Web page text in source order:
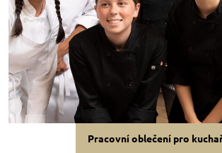
Pracovní oblečení pro